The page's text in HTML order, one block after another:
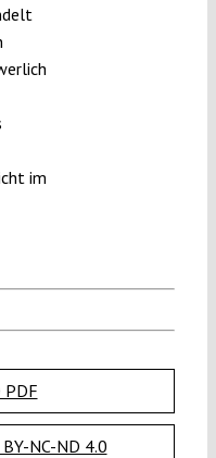
im
PDF
BY-NC-ND 4.0